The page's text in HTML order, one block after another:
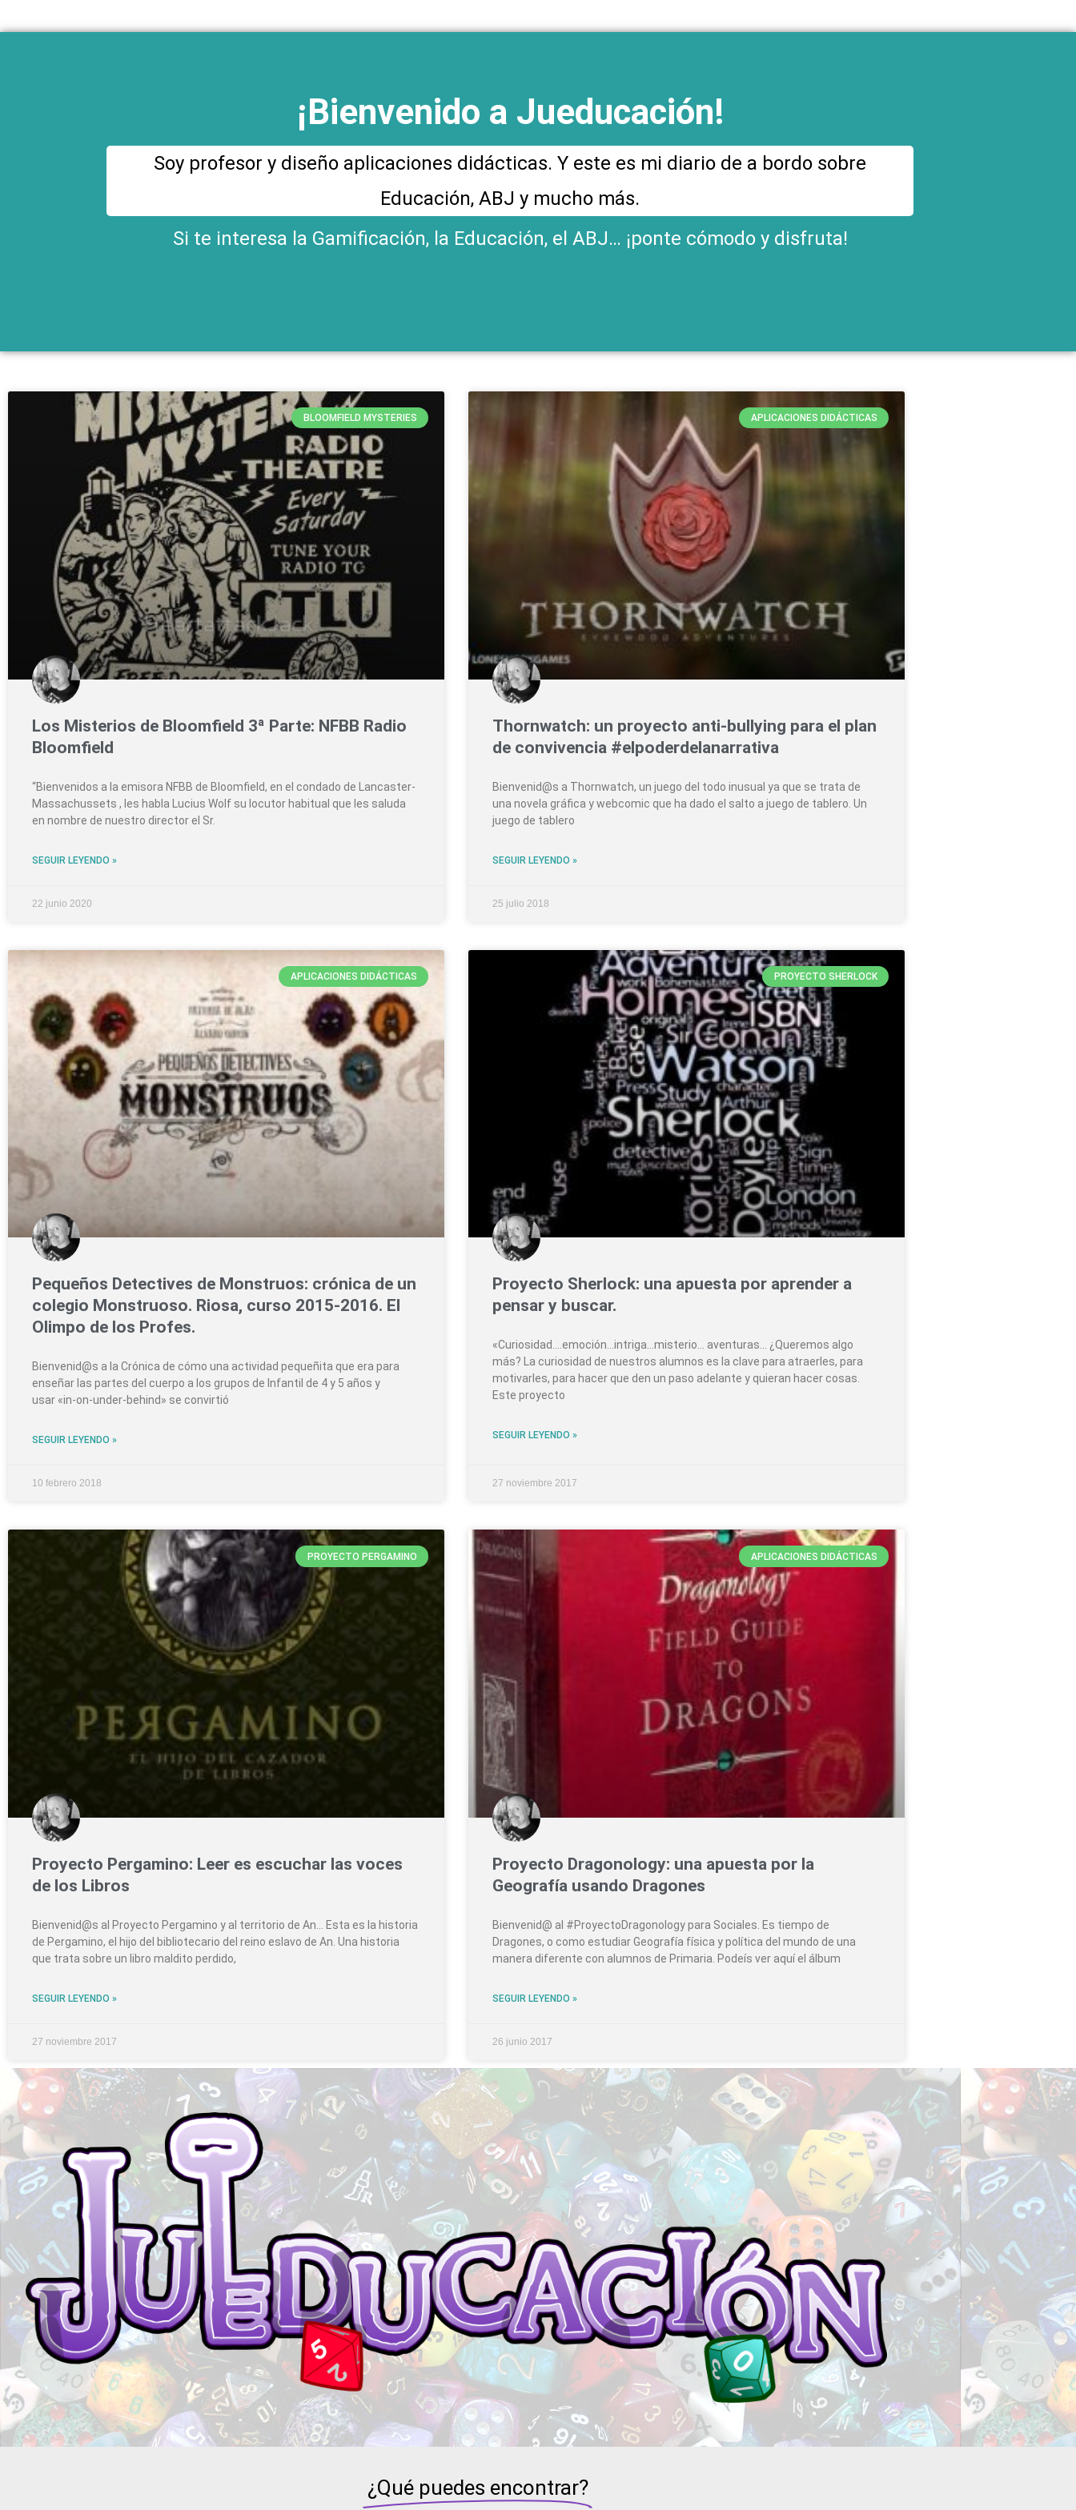
¡Bienvenido a Jueducación!
Soy profesor y diseño aplicaciones didácticas. Y este es mi diario de a bordo sobre
Educación, ABJ y mucho más.
Si te interesa la Gamificación, la Educación, el ABJ… ¡ponte cómodo y disfruta!
BLOOMFIELD MYSTERIES
Los Misterios de Bloomfield 3ª Parte: NFBB Radio
Bloomfield
“Bienvenidos a la emisora NFBB de Bloomfield, en el condado de Lancaster-
Massachussets , les habla Lucius Wolf su locutor habitual que les saluda
en nombre de nuestro director el Sr.
SEGUIR LEYENDO »
22 junio 2020
APLICACIONES DIDÁCTICAS
Thornwatch: un proyecto anti-bullying para el plan
de convivencia #elpoderdelanarrativa
Bienvenid@s a Thornwatch, un juego del todo inusual ya que se trata de
una novela gráfica y webcomic que ha dado el salto a juego de tablero. Un
juego de tablero
SEGUIR LEYENDO »
25 julio 2018
APLICACIONES DIDÁCTICAS
Pequeños Detectives de Monstruos: crónica de un
colegio Monstruoso. Riosa, curso 2015-2016. El
Olimpo de los Profes.
Bienvenid@s a la Crónica de cómo una actividad pequeñita que era para
enseñar las partes del cuerpo a los grupos de Infantil de 4 y 5 años y
usar «in-on-under-behind» se convirtió
SEGUIR LEYENDO »
10 febrero 2018
PROYECTO SHERLOCK
Proyecto Sherlock: una apuesta por aprender a
pensar y buscar.
«Curiosidad….emoción…intriga…misterio… aventuras… ¿Queremos algo
más? La curiosidad de nuestros alumnos es la clave para atraerles, para
motivarles, para hacer que den un paso adelante y quieran hacer cosas.
Este proyecto
SEGUIR LEYENDO »
27 noviembre 2017
PROYECTO PERGAMINO
Proyecto Pergamino: Leer es escuchar las voces
de los Libros
Bienvenid@s al Proyecto Pergamino y al territorio de An… Esta es la historia
de Pergamino, el hijo del bibliotecario del reino eslavo de An. Una historia
que trata sobre un libro maldito perdido,
SEGUIR LEYENDO »
27 noviembre 2017
APLICACIONES DIDÁCTICAS
Proyecto Dragonology: una apuesta por la
Geografía usando Dragones
Bienvenid@ al #ProyectoDragonology para Sociales. Es tiempo de
Dragones, o como estudiar Geografía física y política del mundo de una
manera diferente con alumnos de Primaria. Podeís ver aquí el álbum
SEGUIR LEYENDO »
26 junio 2017
¿Qué puedes encontrar?